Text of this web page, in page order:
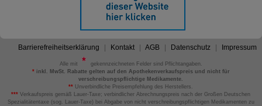
Barrierefreiheitserklärung Kontakt AGB Datenschutz Impressum
Alle mit
gekennzeichneten Felder sind Pflichtangaben.
*inkl. MwSt. Rabatte gelten auf den Apothekenverkaufspreis und nicht für
verschreibungspflichtige Medikamente.
** Unverbindliche Preisempfehlung des Herstellers.
*** Verkaufspreis gemäß Lauer-Taxe; verbindlicher Abrechnungspreis nach der Großen Deutschen
Spezialitätentaxe (sog. Lauer-Taxe) bei Abgabe von nicht verschreibungspflichtigen Medikamenten zu